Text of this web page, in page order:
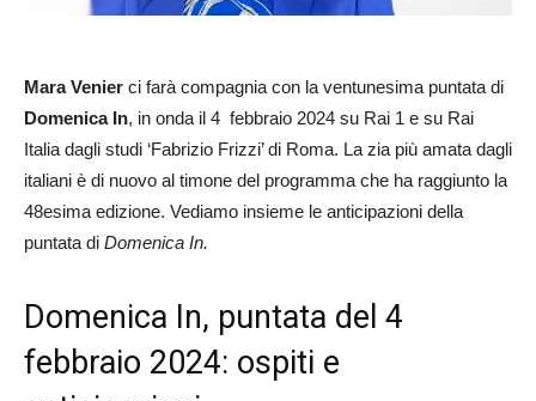
Mara Venier ci farà compagnia con la ventunesima puntata di
Domenica In, in onda il 4 febbraio 2024 su Rai 1 e su Rai
Italia dagli studi ‘Fabrizio Frizzi’ di Roma. La zia più amata dagli
italiani è di nuovo al timone del programma che ha raggiunto la
48esima edizione. Vediamo insieme le anticipazioni della
puntata di Domenica In.
Domenica In, puntata del 4
febbraio 2024: ospiti e